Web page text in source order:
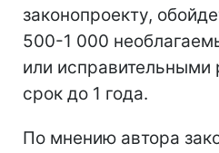
законопроекту,
500-1 000
или исправительными
срок до 1 года.
По мнению автора